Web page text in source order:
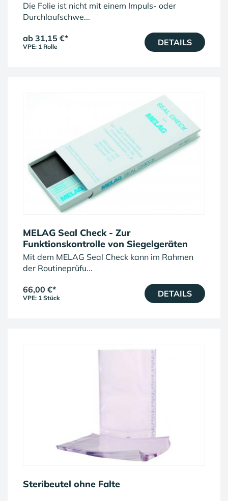
Die Folie ist nicht mit einem Impuls- oder
Durchlaufschwe...
ab 31,15 €*
VPE: 1 Rolle DETAILS
MELAG Seal Check - Zur
Funktionskontrolle von Siegelgeräten
Mit dem MELAG Seal Check kann im Rahmen
der Routineprüfu...
66,00 €*
VPE: 1 Stück DETAILS
Steribeutel ohne Falte